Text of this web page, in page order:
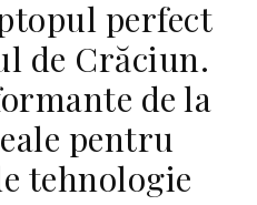
perfect
de Crăciun.
de la
pentru
tehnologie